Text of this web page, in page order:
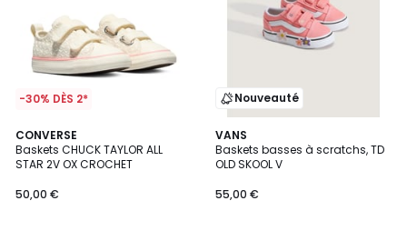
-30% DÈS 2*
CONVERSE
Baskets CHUCK TAYLOR ALL
STAR 2V OX CROCHET
50,00 €
Nouveauté
VANS
Baskets basses à scratchs, TD
OLD SKOOL V
55,00 €